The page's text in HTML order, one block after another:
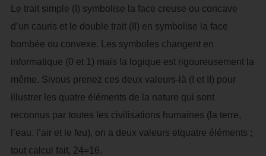
Le trait simple (I) symbolise la face creuse ou concave
d’un cauris et le double trait (II) en symbolise la face
bombée ou convexe. Les symboles changent en
informatique (0 et 1) mais la logique est rigoureusement la
même. Sivous prenez ces deux valeurs-là (I et II) pour
illustrer les quatre éléments de la nature qui sont
reconnus par toutes les civilisations humaines (la terre,
l’eau, l’air et le feu), on a deux valeurs etquatre éléments ;
tout calcul fait, 24=16.